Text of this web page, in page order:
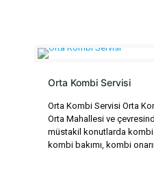
Orta Kombi Servisi
Orta Kombi Servisi Orta
Orta Mahallesi ve
müstakil konutlarda
kombi bakımı, kombi